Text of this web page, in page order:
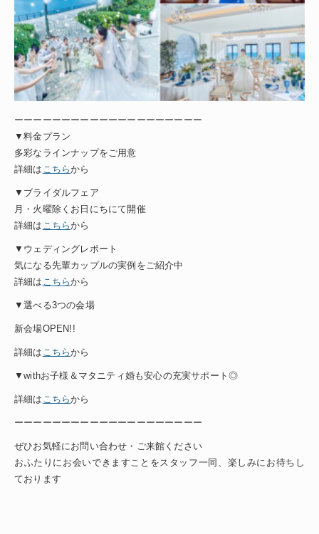
ーーーーーーーーーーーーーーーーーーーー
▼料金プラン
多彩なラインナップをご用意
詳細は こちらから
▼ブライダルフェア
月・火曜除くお日にちにて開催
詳細は こちらから
▼ウェディングレポート
気になる先輩カップルの実例をご紹介中
詳細は こちらから
▼選べる3つの会場
新会場OPEN!!
詳細は こちらから
▼withお子様＆マタニティ婚も安心の充実サポート◎
詳細は こちらから
ーーーーーーーーーーーーーーーーーーーー
ぜひお気軽にお問い合わせ・ご来館ください
おふたりにお会いできますことをスタッフ一同、楽しみにお待ちし
ております